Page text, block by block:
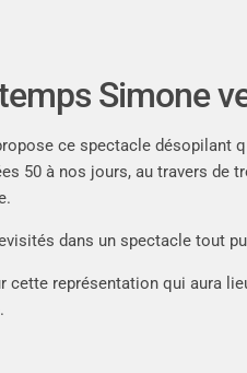
Simone
ce spectacle désopilant
50 à nos jours, au travers
dans un spectacle tout
cette représentation qui aura